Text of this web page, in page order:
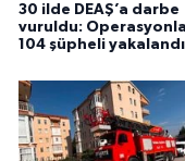
30 ilde DEAŞ’a darbe
vuruldu:
104 şüpheli yakalandı